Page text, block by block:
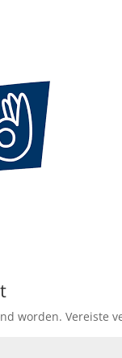
worden. Vereiste